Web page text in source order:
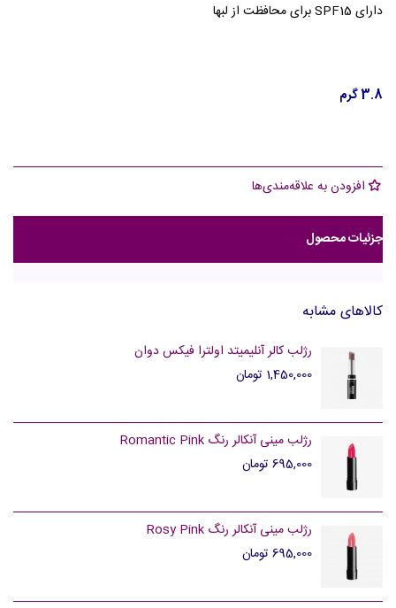
دارای SPF15 برای محافظت از لبها
3.8 گرم
افزودن به علاقه‌مندی‌ها
جزئیات محصول
کالاهای مشابه
رژلب کالر آنلیمیتد اولترا فیکس دوان
1,450,000 تومان
رژلب مینی آنکالر رنگ Romantic Pink
695,000 تومان
رژلب مینی آنکالر رنگ Rosy Pink
695,000 تومان